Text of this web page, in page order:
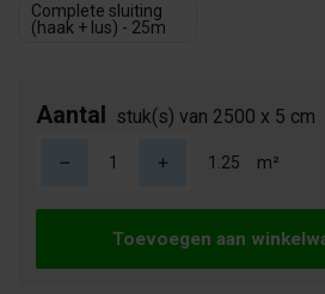
Complete sluiting
(haak + lus) - 25m
Aantal stuk(s) van 2500 x 5 cm
m²
Toevoegen aan